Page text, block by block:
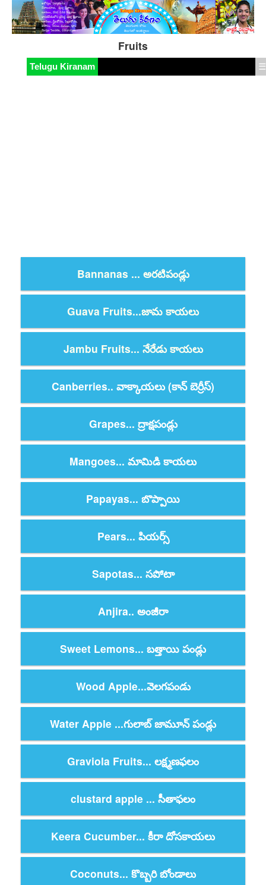
Fruits
Telugu Kiranam ☰
Bannanas ... అరటిపండ్లు
Guava Fruits...జామ కాయలు
Jambu Fruits... నేరేడు కాయలు
Canberries.. వాక్కాయలు (కాన్ బెర్రీస్)
Grapes... ద్రాక్షపండ్లు
Mangoes... మామిడి కాయలు
Papayas... బొప్పాయి
Pears... పియర్స్
Sapotas... సపోటా
Anjira.. అంజీరా
Sweet Lemons... బత్తాయి పండ్లు
Wood Apple...వెలగపండు
Water Apple ...గులాబ్ జామూన్ పండ్లు
Graviola Fruits... లక్ష్మణఫలం
clustard apple ... సీతాఫలం
Keera Cucumber... కీరా దోసకాయలు
Coconuts... కొబ్బరి బోండాలు